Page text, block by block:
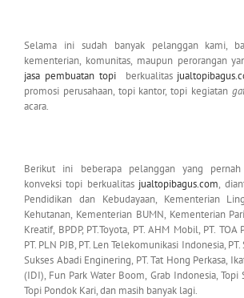
Selama ini sudah banyak pelanggan kami,
kementerian, komunitas, maupun perorangan
jasa pembuatan topi
berkualitas
promosi perusahaan, topi kantor, topi kegiatan
acara.
Berikut ini beberapa pelanggan yang pernah
konveksi topi berkualitas jualtopibagus.com,
Pendidikan dan Kebudayaan, Kementerian
Kehutanan, Kementerian BUMN, Kementerian
Kreatif, BPDP, PT.Toyota, PT. AHM Mobil, PT. TOA
PT. PLN PJB, PT. Len Telekomunikasi Indonesia,
Sukses Abadi Enginering, PT. Tat Hong Perkasa,
(IDI), Fun Park Water Boom, Grab Indonesia, Topi
Topi Pondok Kari, dan masih banyak lagi.